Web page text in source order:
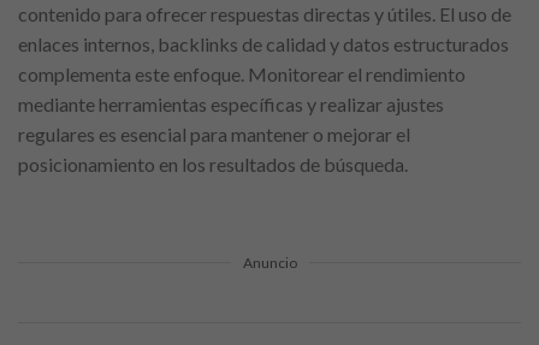
contenido para ofrecer respuestas directas y útiles. El uso de
enlaces internos, backlinks de calidad y datos estructurados
complementa este enfoque. Monitorear el rendimiento
mediante herramientas específicas y realizar ajustes
regulares es esencial para mantener o mejorar el
posicionamiento en los resultados de búsqueda.
Anuncio